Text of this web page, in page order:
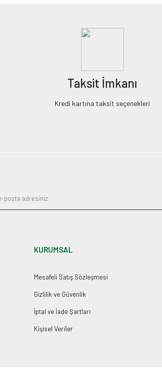
Taksit İmkanı
Kredi kartına taksit seçenekleri
KURUMSAL
Mesafeli Satış Sözleşmesi
Gizlilik ve Güvenlik
İptal ve İade Şartları
Kişisel Veriler